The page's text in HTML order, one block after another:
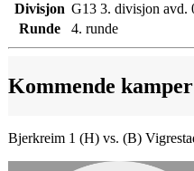
Divisjon G13 3. divisjon avd.
Runde
4. runde
Kommende kamper
Bjerkreim 1 (H) vs. (B)